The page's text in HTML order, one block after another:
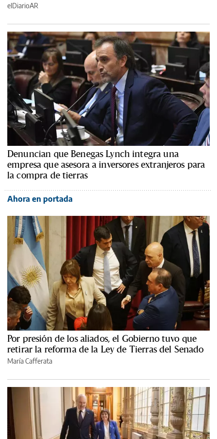
elDiarioAR
Denuncian que Benegas Lynch integra una
empresa que asesora a inversores extranjeros para
la compra de tierras
Ahora en portada
Por presión de los aliados, el Gobierno tuvo que
retirar la reforma de la Ley de Tierras del Senado
María Cafferata